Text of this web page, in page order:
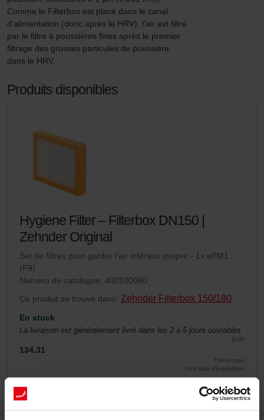
Comme le Filterbox est placé dans le canal
d'alimentation (donc après le HRV), l'air est filtré
par le filtre à poussières fines après le premier
filtrage des grosses particules de poussière
dans le HRV.
Produits disponibles
Hygiene Filter – Filterbox DN150 |
Zehnder Original
Set de filtres pour garder l’air intérieur propre - 1x ePM1
(F9)
Numéro de catalogue: 400100050
Ce produit se trouve dans: Zehnder Filterbox 150/180
En stock
La livraison est généralement livré dans les 2 à 5 jours ouvrables
EUR
134.31
TVA incluse
hors frais d’expédition
Ajouter au panier